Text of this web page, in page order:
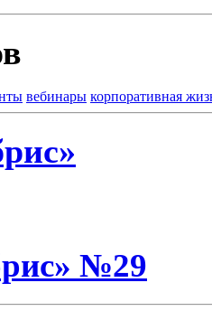
вебинары корпоративная
№29